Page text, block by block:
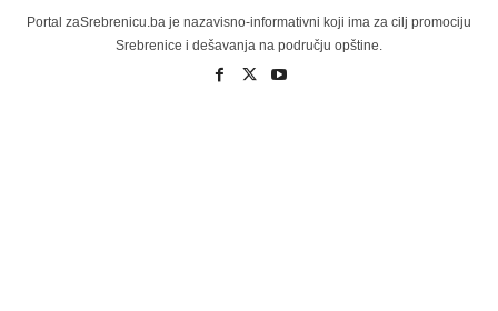
Portal zaSrebrenicu.ba je nazavisno-informativni koji ima za cilj promociju
Srebrenice i dešavanja na području opštine.